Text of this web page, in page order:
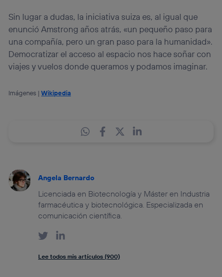
Sin lugar a dudas, la iniciativa suiza es, al igual que
enunció Amstrong años atrás, «un pequeño paso para
una compañía, pero un gran paso para la humanidad».
Democratizar el acceso al espacio nos hace soñar con
viajes y vuelos donde queramos y podamos imaginar.
Imágenes |Wikipedia
Angela Bernardo
Licenciada en Biotecnología y Máster en Industria
farmacéutica y biotecnológica. Especializada en
comunicación científica.
Lee todos mis artículos (900)